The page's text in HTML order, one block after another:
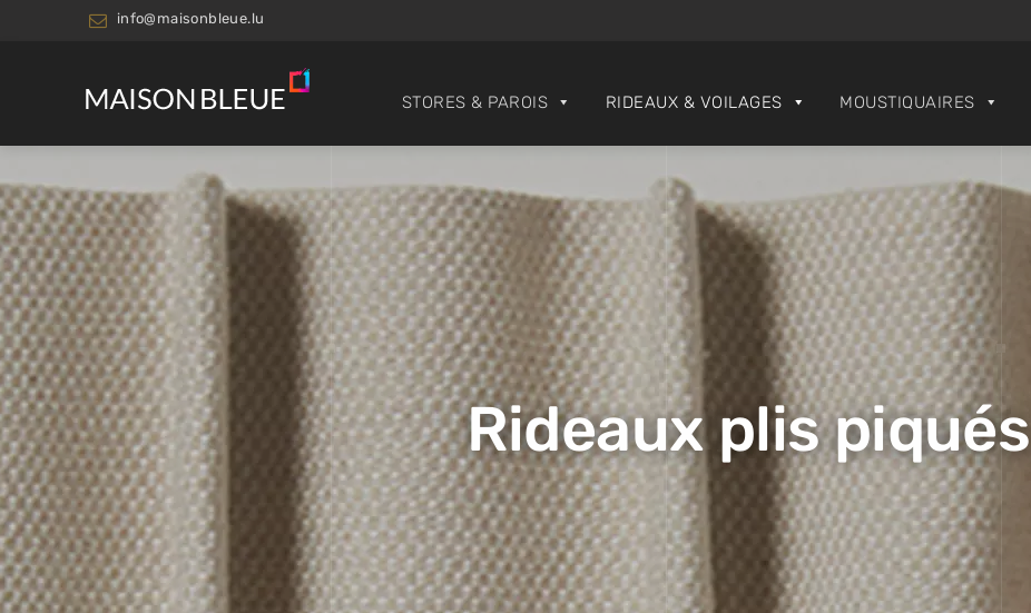
info@maisonbleue.lu
STORES & PAROIS RIDEAUX & VOILAGES MOUSTIQUAIRES
Rideaux plis piqués